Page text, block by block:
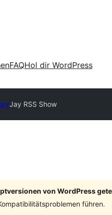
FAQHol dir WordPress
Jay RSS Show
von WordPress
führen.